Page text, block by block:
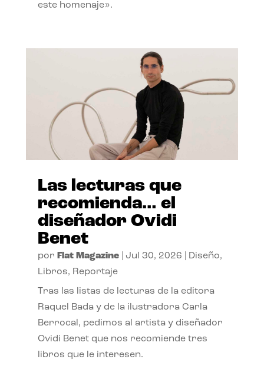
este homenaje».
Las lecturas que
recomienda… el
diseñador Ovidi
Benet
por Flat Magazine| Jul 30, 2026 Diseño,
Libros, Reportaje
Tras las listas de lecturas de la editora
Raquel Bada y de la ilustradora Carla
Berrocal, pedimos al artista y diseñador
Ovidi Benet que nos recomiende tres
libros que le interesen.